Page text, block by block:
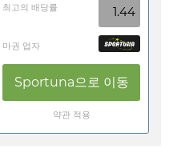
최고의 배당률 1.44
마권 업자
Sportuna으로 이동
약관 적용